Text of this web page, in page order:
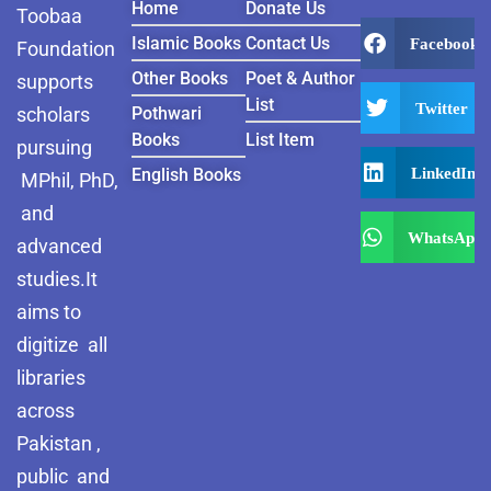
Toobaa
Foundation
supports
scholars
pursuing
MPhil, PhD,
and
advanced
studies.It
aims to
digitize all
libraries
across
Pakistan ,
public and
Home
Islamic Books
Other Books
Pothwari
Books
English Books
Donate Us
Contact Us
Poet & Author
List
List Item
Facebook
Twitter
LinkedIn
WhatsApp